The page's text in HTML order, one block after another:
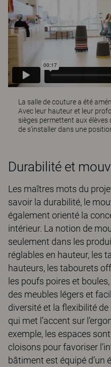
La salle de couture a été
Avec leur hauteur et leur
sièges permettent aux
de s’installer dans une
Durabilité et
Les maîtres mots du
savoir la durabilité, le
également orienté la
intérieur. La notion de
seulement dans les
réglables en hauteur, les
hauteurs, les tabourets
les poufs poires et
des meubles légers et
diversité et la flexibilité
qui met l’accent sur
exemple, les espaces
cloisons pour favoriser
bâtiment est équipé d’un